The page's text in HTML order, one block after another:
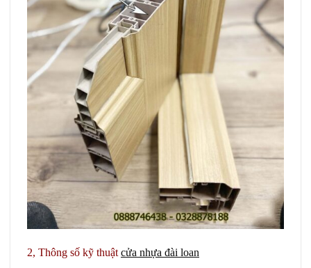
2, Thông số kỹ thuật cửa nhựa đài loan